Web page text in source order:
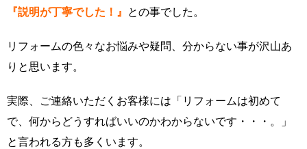
『説明が丁寧でした！』 との事でした。
リフォームの色々なお悩みや疑問、分からない事が沢山あ
りと思います。
実際、ご連絡いただくお客様には「リフォームは初めて
で、何からどうすればいいのかわからないです・・・。」
と言われる方も多くいます。